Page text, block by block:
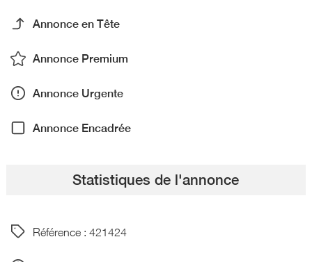
Annonce en Tête
Annonce Premium
Annonce Urgente
Annonce Encadrée
Statistiques de l'annonce
Référence : 421424